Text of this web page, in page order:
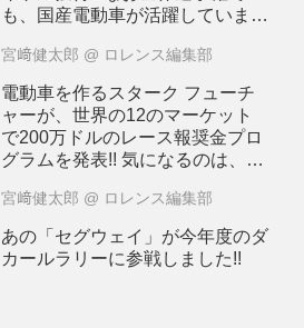
も、国産電動車が活躍していま
宮﨑健太郎 @ ロレンス編集部
電動車を作るスターク フューチ
ャーが、世界の12のマーケット
で200万ドルのレース報奨金プロ
グラムを発表!! 気になるのは、日
すが・・・？
宮﨑健太郎 @ ロレンス編集部
あの「セグウェイ」が今年度のダ
カールラリーに参戦しました!!